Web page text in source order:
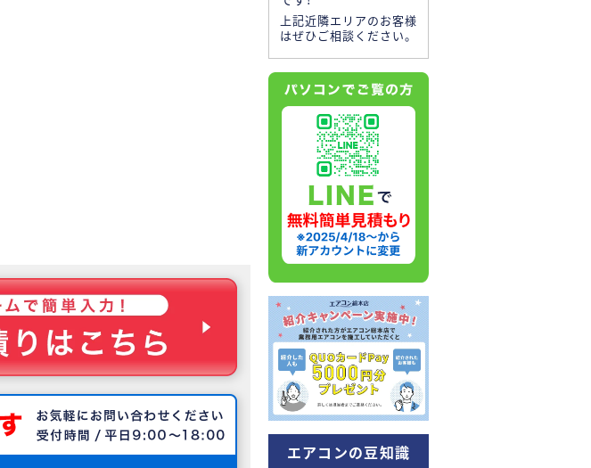
上記近隣エリアのお客様
はぜひご相談ください。
エアコンの豆知識